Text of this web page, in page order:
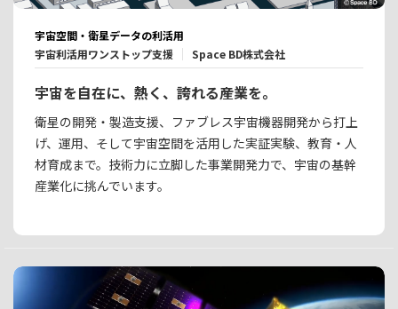
宇宙空間・衛星データの利活用
宇宙利活用ワンストップ支援
Space BD株式会社
宇宙を自在に、熱く、誇れる産業を。
衛星の開発・製造支援、ファブレス宇宙機器開発から打上
げ、運用、そして宇宙空間を活用した実証実験、教育・人
材育成まで。技術力に立脚した事業開発力で、宇宙の基幹
産業化に挑んでいます。